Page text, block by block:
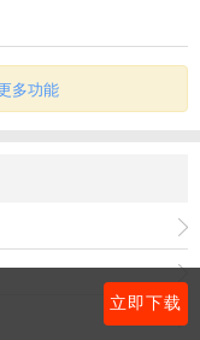
多功能
立即下载